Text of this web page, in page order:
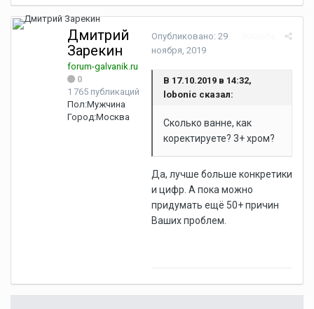
Дмитрий
Зарекин
forum-galvanik.ru
0
1 765 публикаций
Пол:Мужчина
Город:Москва
Опубликовано: 29
ноября, 2019
В 17.10.2019 в 14:32,
lobonic сказал:
Сколько ванне, как
коректируете? 3+ хром?
Да, лучше больше конкретики
и цифр. А пока можно
придумать ещё 50+ причин
Ваших проблем.